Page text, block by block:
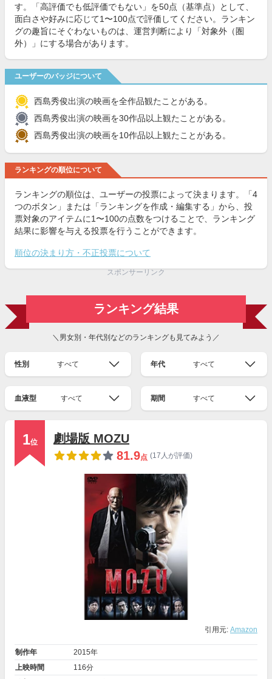
す。「高評価でも低評価でもない」を50点（基準点）として、
面白さや好みに応じて1〜100点で評価してください。ランキン
グの趣旨にそぐわないものは、運営判断により「対象外（圏
外）」にする場合があります。
ユーザーのバッジについて
西島秀俊出演の映画を全作品観たことがある。
西島秀俊出演の映画を30作品以上観たことがある。
西島秀俊出演の映画を10作品以上観たことがある。
ランキングの順位について
ランキングの順位は、ユーザーの投票によって決まります。「4
つのボタン」または「ランキングを作成・編集する」から、投
票対象のアイテムに1〜100の点数をつけることで、ランキング
結果に影響を与える投票を行うことができます。
順位の決まり方・不正投票について
スポンサーリンク
ランキング結果
＼男女別・年代別などのランキングも見てみよう／
性別 すべて 年代 すべて
血液型 すべて 期間 すべて
1位
劇場版 MOZU
81.9点 (17人が評価)
引用元: Amazon
制作年
2015年
上映時間
116分